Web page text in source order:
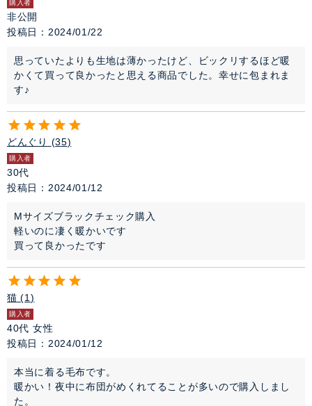
購入者
非公開
投稿日
2024/01/22
思っていたよりも生地は薄かったけど、ビックリするほど暖
かくて買って良かったと思える商品でした。幸せに包まれま
す♪
どんぐり 35
購入者
30代
投稿日
2024/01/12
Mサイズブラックチェック購入
軽いのに凄く暖かいです
買って良かったです
猫 1
購入者
40代 女性
投稿日
2024/01/12
本当に着る毛布です。
暖かい！夜中に布団がめくれてることが多いので購入しまし
た。